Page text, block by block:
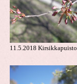
11.5.2018 Kirsikkapuisto